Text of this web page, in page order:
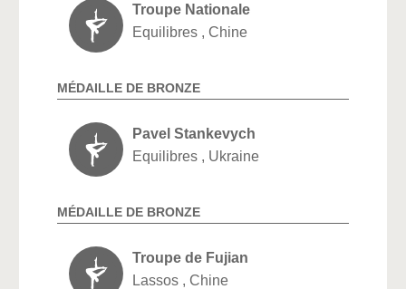
Troupe Nationale
Equilibres , Chine
MÉDAILLE DE BRONZE
Pavel Stankevych
Equilibres , Ukraine
MÉDAILLE DE BRONZE
Troupe de Fujian
Lassos , Chine